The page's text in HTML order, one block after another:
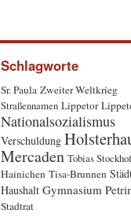
Schlagworte
Sr. Paula Zweiter Weltkrieg
Straßennamen Lippetor
Nationalsozialismus
Verschuldung
Mercaden Tobias
Hainichen Tisa-Brunnen
Haushalt Gymnasium
Stadtrat